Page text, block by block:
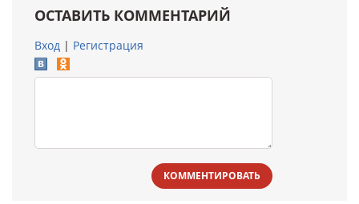
ОСТАВИТЬ КОММЕНТАРИЙ
Вход | Регистрация
КОММЕНТИРОВАТЬ